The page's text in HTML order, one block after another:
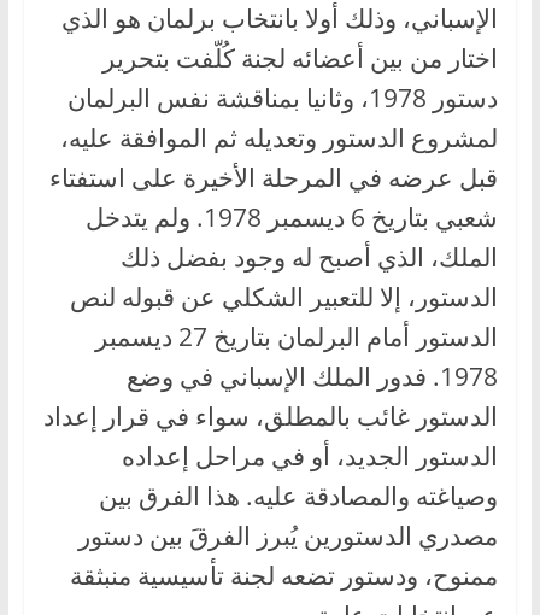
الإسباني، وذلك أولا بانتخاب برلمان هو الذي
اختار من بين أعضائه لجنة كُلّفت بتحرير
دستور 1978، وثانيا بمناقشة نفس البرلمان
لمشروع الدستور وتعديله ثم الموافقة عليه،
قبل عرضه في المرحلة الأخيرة على استفتاء
شعبي بتاريخ 6 ديسمبر 1978. ولم يتدخل
الملك، الذي أصبح له وجود بفضل ذلك
الدستور، إلا للتعبير الشكلي عن قبوله لنص
الدستور أمام البرلمان بتاريخ 27 ديسمبر
1978. فدور الملك الإسباني في وضع
الدستور غائب بالمطلق، سواء في قرار إعداد
الدستور الجديد، أو في مراحل إعداده
وصياغته والمصادقة عليه. هذا الفرق بين
مصدري الدستورين يُبرز الفرقَ بين دستور
ممنوح، ودستور تضعه لجنة تأسيسية منبثقة